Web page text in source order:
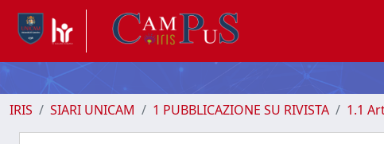
IRIS SIARI UNICAM 1 PUBBLICAZIONE SU RIVISTA 1.1